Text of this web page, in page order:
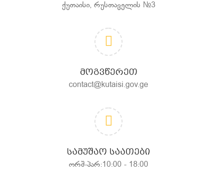
ქუთაისი, რუსთაველის №3
ᲛᲝᲒᲕᲬᲔᲠᲔᲗ
contact@kutaisi.gov.ge
ᲡᲐᲛᲣᲨᲐᲝ ᲡᲐᲐᲗᲔᲑᲘ
ორშ-პარ:10:00 - 18:00